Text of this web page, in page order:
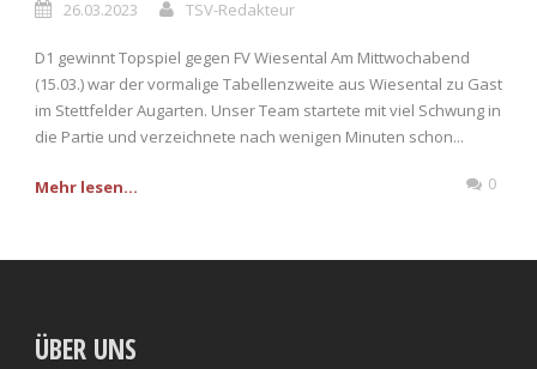
26.03.2023 TSV-Redakteur
D1 gewinnt Topspiel gegen FV Wiesental Am Mittwochabend
(15.03.) war der vormalige Tabellenzweite aus Wiesental zu Gast
im Stettfelder Augarten. Unser Team startete mit viel Schwung in
die Partie und verzeichnete nach wenigen Minuten schon...
Mehr lesen... 0
ÜBER UNS